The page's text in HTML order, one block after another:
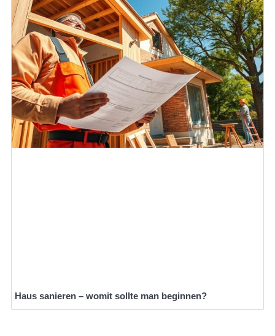
Haus sanieren – womit sollte man beginnen?